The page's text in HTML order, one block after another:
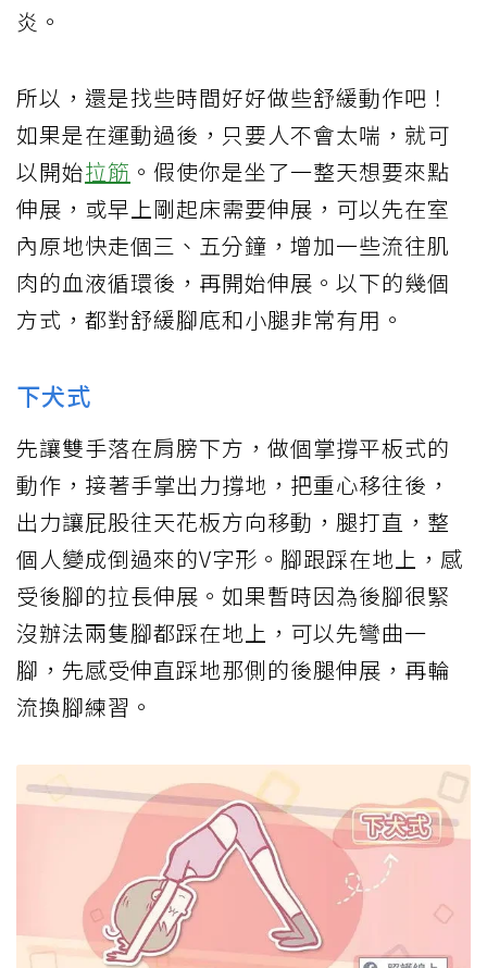
炎。
所以，還是找些時間好好做些舒緩動作吧！
如果是在運動過後，只要人不會太喘，就可
以開始拉筋 。假使你是坐了一整天想要來點
伸展，或早上剛起床需要伸展，可以先在室
內原地快走個三、五分鐘，增加一些流往肌
肉的血液循環後，再開始伸展。以下的幾個
方式，都對舒緩腳底和小腿非常有用。
下犬式
先讓雙手落在肩膀下方，做個掌撐平板式的
動作，接著手掌出力撐地，把重心移往後，
出力讓屁股往天花板方向移動，腿打直，整
個人變成倒過來的V字形。腳跟踩在地上，感
受後腳的拉長伸展。如果暫時因為後腳很緊
沒辦法兩隻腳都踩在地上，可以先彎曲一
腳，先感受伸直踩地那側的後腿伸展，再輪
流換腳練習。